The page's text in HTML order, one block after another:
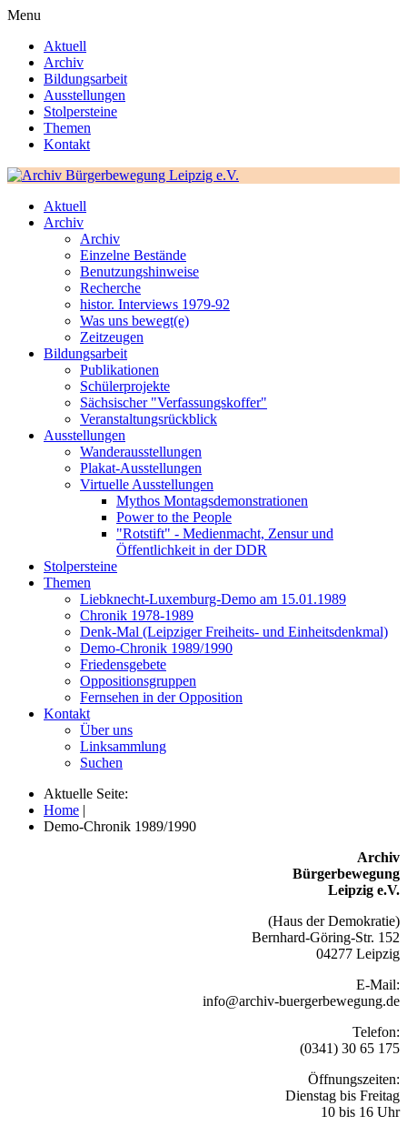
Menu
Aktuell
Archiv
Bildungsarbeit
Ausstellungen
Stolpersteine
Themen
Kontakt
Aktuell
Archiv
Archiv
Einzelne Bestände
Benutzungshinweise
Recherche
histor. Interviews 1979-92
Was uns bewegt(e)
Zeitzeugen
Bildungsarbeit
Publikationen
Schülerprojekte
Sächsischer "Verfassungskoffer"
Veranstaltungsrückblick
Ausstellungen
Wanderausstellungen
Plakat-Ausstellungen
Virtuelle Ausstellungen
Mythos Montagsdemonstrationen
Power to the People
"Rotstift" - Medienmacht, Zensur und
Öffentlichkeit in der DDR
Stolpersteine
Themen
Liebknecht-Luxemburg-Demo am 15.01.1989
Chronik 1978-1989
Denk-Mal (Leipziger Freiheits- und Einheitsdenkmal)
Demo-Chronik 1989/1990
Friedensgebete
Oppositionsgruppen
Fernsehen in der Opposition
Kontakt
Über uns
Linksammlung
Suchen
Aktuelle Seite:
Home |
Demo-Chronik 1989/1990
Archiv
Bürgerbewegung
Leipzig e.V.
(Haus der Demokratie)
Bernhard-Göring-Str. 152
04277 Leipzig
E-Mail:
info@archiv-buergerbewegung.de
Telefon:
(0341) 30 65 175
Öffnungszeiten:
Dienstag bis Freitag
10 bis 16 Uhr